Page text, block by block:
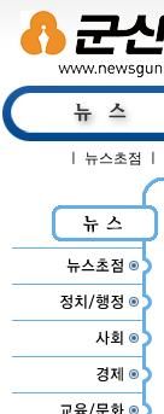
뉴스초점